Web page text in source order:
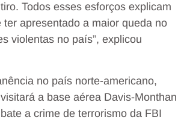
Todos esses esforços explicam
ter apresentado a maior queda no
violentas no país”, explicou
no país norte-americano,
a base aérea Davis-Monthan
a crime de terrorismo da FBI